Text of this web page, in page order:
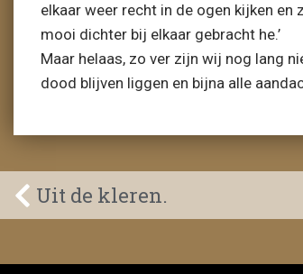
elkaar weer recht in de ogen kijken
mooi dichter bij elkaar gebracht he.’
Maar helaas, zo ver zijn wij nog lang
dood blijven liggen en bijna alle
Uit de kleren.